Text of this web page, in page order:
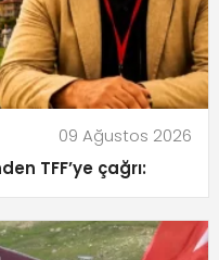
09 Ağustos 2026
TFF’ye çağrı: